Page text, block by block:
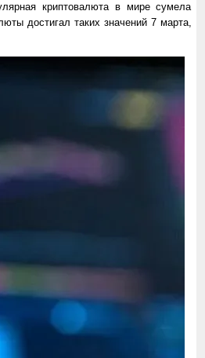
криптовалюта в мире сумела
достигал таких значений 7 марта,